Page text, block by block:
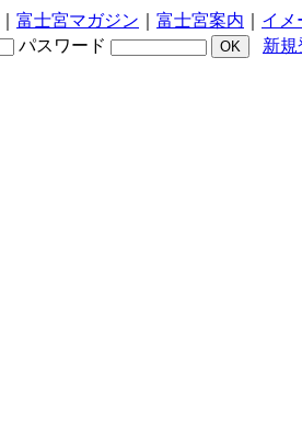
富士宮マガジン 富士宮案内
イメ
パスワード 新規